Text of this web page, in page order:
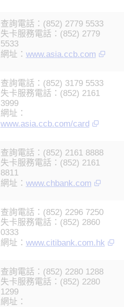
查詢電話：(852) 2779 5533
失卡服務電話：(852) 2779
5533
網址： www.asia.ccb.com
查詢電話：(852) 3179 5533
失卡服務電話：(852) 2161
3999
網址：
www.asia.ccb.com/card
查詢電話：(852) 2161 8888
失卡服務電話：(852) 2161
8811
網址： www.chbank.com
查詢電話：(852) 2296 7250
失卡服務電話：(852) 2860
0333
網址： www.citibank.com.hk
查詢電話：(852) 2280 1288
失卡服務電話：(852) 2280
1299
網址：